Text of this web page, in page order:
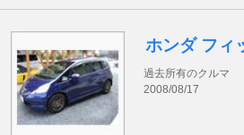
ホンダ フィ
過去所有のクルマ
2008/08/17